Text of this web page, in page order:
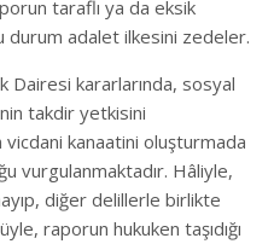
taraflı ya da eksik
durum adalet ilkesini zedeler.
Dairesi kararlarında, sosyal
takdir yetkisini
vicdani kanaatini oluşturmada
vurgulanmaktadır. Hâliyle,
diğer delillerle birlikte
raporun hukuken taşıdığı